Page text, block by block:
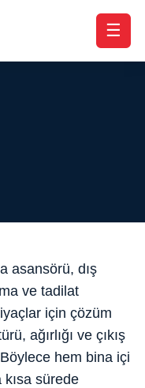
☰
asansörü, dış
ve tadilat
için çözüm
ağırlığı ve çıkış
hem bina içi
sürede